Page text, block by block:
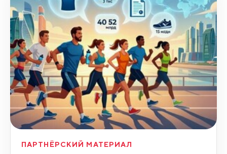
ПАРТНЁРСКИЙ МАТЕРИАЛ